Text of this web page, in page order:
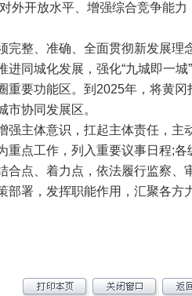
外开放水平、增强综合竞争能
整、准确、全面贯彻新发展理
同城化发展，强化“九城即一城
重要功能区。到2025年，将黄
市协同发展区。
主体意识，扛起主体责任，主
重点工作，列入重要议事日程;
合点、着力点，依法履行监察
署，发挥职能作用，汇聚各方